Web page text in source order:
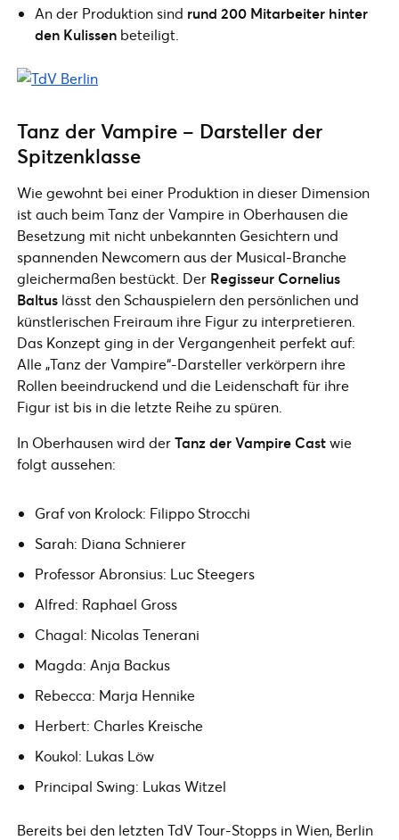
An der Produktion sind rund 200 Mitarbeiter hinter
den Kulissen beteiligt.
Tanz der Vampire – Darsteller der
Spitzenklasse
Wie gewohnt bei einer Produktion in dieser Dimension
ist auch beim Tanz der Vampire in Oberhausen die
Besetzung mit nicht unbekannten Gesichtern und
spannenden Newcomern aus der Musical-Branche
gleichermaßen bestückt. Der Regisseur Cornelius
Baltus lässt den Schauspielern den persönlichen und
künstlerischen Freiraum ihre Figur zu interpretieren.
Das Konzept ging in der Vergangenheit perfekt auf:
Alle „Tanz der Vampire“-Darsteller verkörpern ihre
Rollen beeindruckend und die Leidenschaft für ihre
Figur ist bis in die letzte Reihe zu spüren.
In Oberhausen wird derTanz der Vampire Castwie
folgt aussehen:
Graf von Krolock: Filippo Strocchi
Sarah: Diana Schnierer
Professor Abronsius: Luc Steegers
Alfred: Raphael Gross
Chagal: Nicolas Tenerani
Magda: Anja Backus
Rebecca: Marja Hennike
Herbert: Charles Kreische
Koukol: Lukas Löw
Principal Swing: Lukas Witzel
Bereits bei den letzten TdV Tour-Stopps in Wien, Berlin